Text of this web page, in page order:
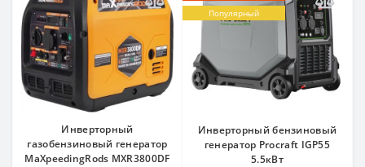
Инверторный
газобензиновый генератор
MaXpeedingRods MXR3800DF
Популярный
Инверторный бензиновый
генератор Procraft IGP55
5.5кВт